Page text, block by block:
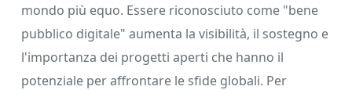
mondo più equo. Essere riconosciuto come "bene
pubblico digitale" aumenta la visibilità, il sostegno e
l'importanza dei progetti aperti che hanno il
potenziale per affrontare le sfide globali. Per